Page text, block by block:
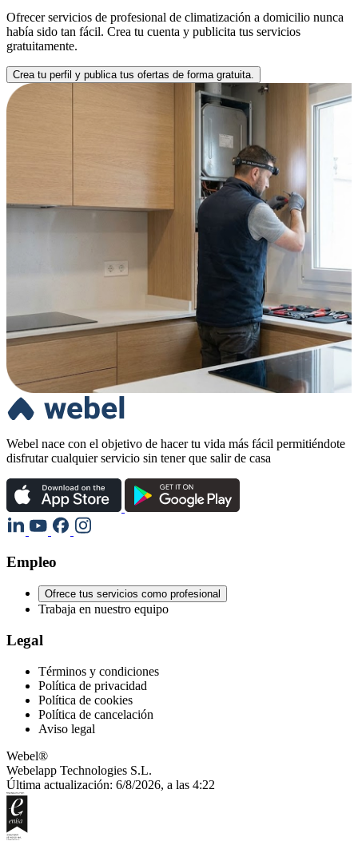
Ofrecer servicios de profesional de climatización a domicilio nunca
había sido tan fácil. Crea tu cuenta y publicita tus servicios
gratuitamente.
Crea tu perfil y publica tus ofertas de forma gratuita.
Webel nace con el objetivo de hacer tu vida más fácil permitiéndote
disfrutar cualquier servicio sin tener que salir de casa
Empleo
Ofrece tus servicios como profesional
Trabaja en nuestro equipo
Legal
Términos y condiciones
Política de privacidad
Política de cookies
Política de cancelación
Aviso legal
Webel®
Webelapp Technologies S.L.
Última actualización: 6/8/2026, a las 4:22